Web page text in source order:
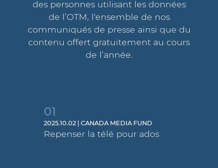
des personnes utilisant les données
de l’OTM, l'ensemble de nos
communiqués de presse ainsi que du
contenu offert gratuitement au cours
de l’année.
01
2025.10.02 | CANADA MEDIA FUND
Repenser la télé pour ados